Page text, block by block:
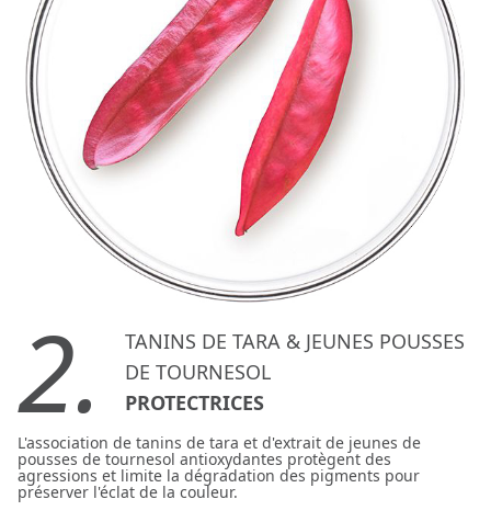
2.
TANINS DE TARA & JEUNES POUSSES
DE TOURNESOL
PROTECTRICES
L'association de tanins de tara et d'extrait de jeunes de
pousses de tournesol antioxydantes protègent des
agressions et limite la dégradation des pigments pour
préserver l'éclat de la couleur.